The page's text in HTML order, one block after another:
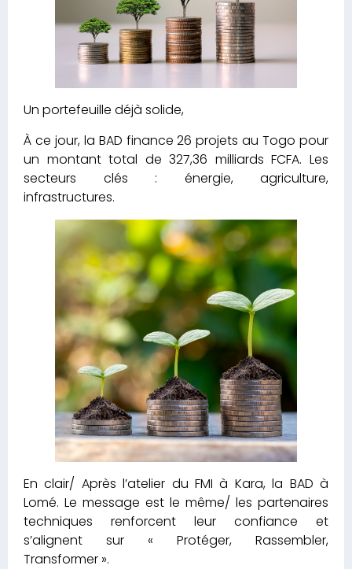
Un portefeuille déjà solide,
À ce jour, la BAD finance 26 projets au Togo pour
un montant total de 327,36 milliards FCFA. Les
secteurs clés : énergie, agriculture,
infrastructures.
En clair/ Après l’atelier du FMI à Kara, la BAD à
Lomé. Le message est le même/ les partenaires
techniques renforcent leur confiance et
s’alignent sur « Protéger, Rassembler,
Transformer ».